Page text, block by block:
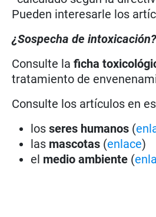
Pueden interesarle los
¿Sospecha de intoxicación?
Consulte laficha
tratamiento de
Consulte los artículos en
losseres humanos (
las mascotas (enlace)
el medio ambiente (